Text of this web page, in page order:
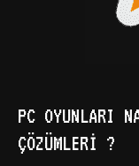
PC OYUNLARI
ÇÖZÜMLERI ?